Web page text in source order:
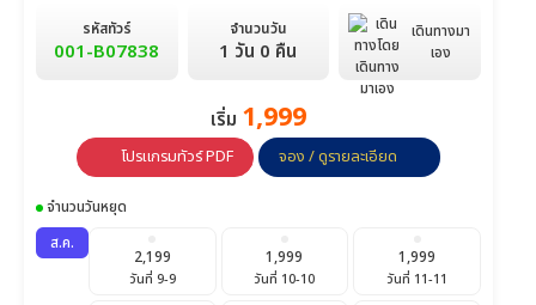
รหัสทัวร์
001-B07838
จำนวนวัน
1 วัน 0 คืน
เดินทางมา
เอง
เริ่ม 1,999
โปรแกรมทัวร์ PDF จอง / ดูรายละเอียด
จำนวนวันหยุด
ส.ค.
2,199
วันที่ 9-9
1,999
วันที่ 10-10
1,999
วันที่ 11-11